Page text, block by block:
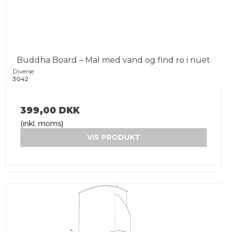
Buddha Board – Mal med vand og find ro i nuet
Diverse
3042
399,00 DKK
(inkl. moms)
VIS PRODUKT